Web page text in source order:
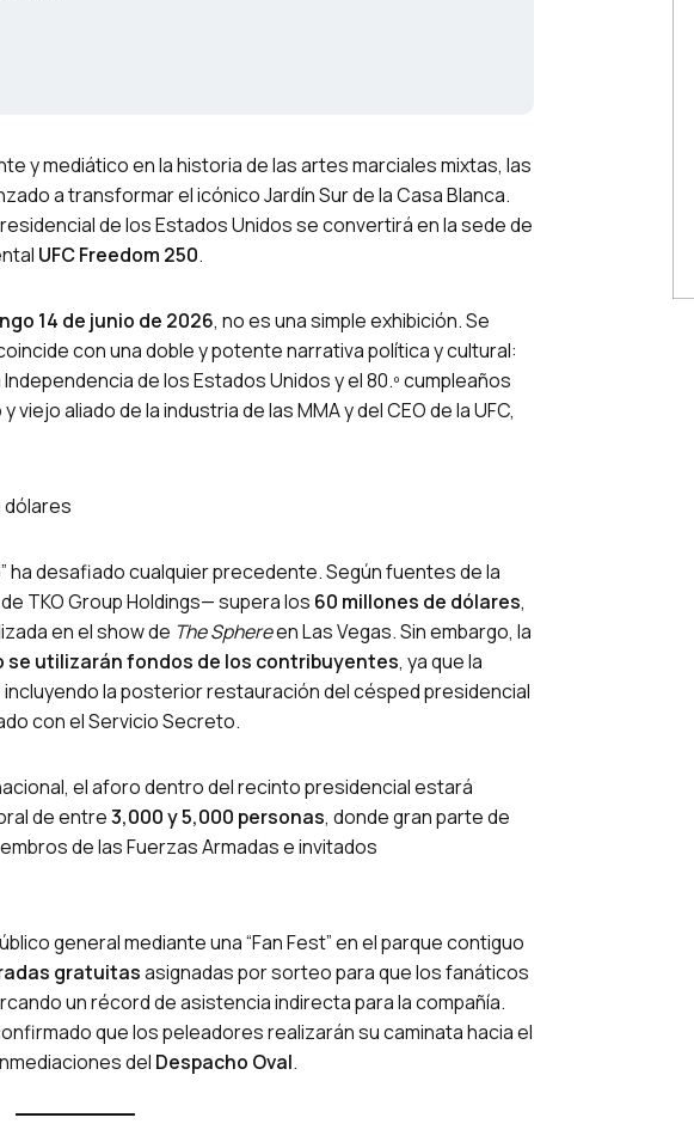
y mediático en la historia de las artes marciales mixtas, las
a transformar el icónico Jardín Sur de la Casa Blanca.
de los Estados Unidos se convertirá en la sede de
UFC Freedom 250.
14 de junio de 2026, no es una simple exhibición. Se
con una doble y potente narrativa política y cultural:
de los Estados Unidos y el 80.º cumpleaños
aliado de la industria de las MMA y del CEO de la UFC,
dólares
ha desafiado cualquier precedente. Según fuentes de la
TKO Group Holdings— supera los 60 millones de dólares,
en el show de The Sphereen Las Vegas. Sin embargo, la
se utilizarán fondos de los contribuyentes, ya que la
la posterior restauración del césped presidencial
con el Servicio Secreto.
el aforo dentro del recinto presidencial estará
de entre3,000 y 5,000 personas, donde gran parte de
de las Fuerzas Armadas e invitados
general mediante una “Fan Fest” en el parque contiguo
gratuitasasignadas por sorteo para que los fanáticos
un récord de asistencia indirecta para la compañía.
que los peleadores realizarán su caminata hacia el
del Despacho Oval.